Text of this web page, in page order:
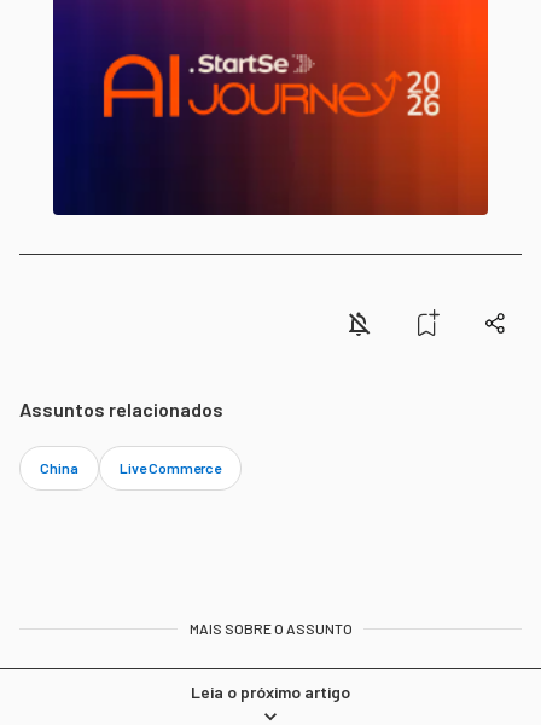
Assuntos relacionados
China Live Commerce
MAIS SOBRE O ASSUNTO
Leia o próximo artigo